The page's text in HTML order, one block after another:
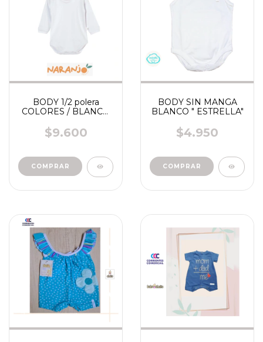
BODY 1/2 polera
COLORES / BLANCO
$9.600
COMPRAR
BODY SIN MANGA
BLANCO " ESTRELLA"
$4.950
COMPRAR